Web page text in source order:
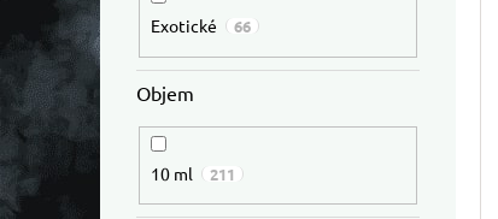
Objem
10 ml 211
Exotické 66